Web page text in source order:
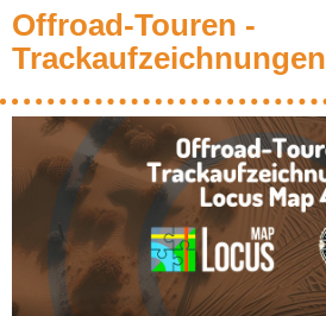
Offroad-Touren -
Trackaufzeichnungen